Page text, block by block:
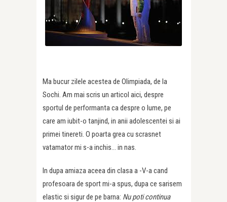
Ma bucur zilele acestea de Olimpiada, de la
Sochi. Am mai scris un articol aici, despre
sportul de performanta ca despre o lume, pe
care am iubit-o tanjind, in anii adolescentei si ai
primei tinereti. O poarta grea cu scrasnet
vatamator mi s-a inchis… in nas.
In dupa amiaza aceea din clasa a -V-a cand
profesoara de sport mi-a spus, dupa ce sarisem
elastic si sigur de pe barna: Nu poti continua